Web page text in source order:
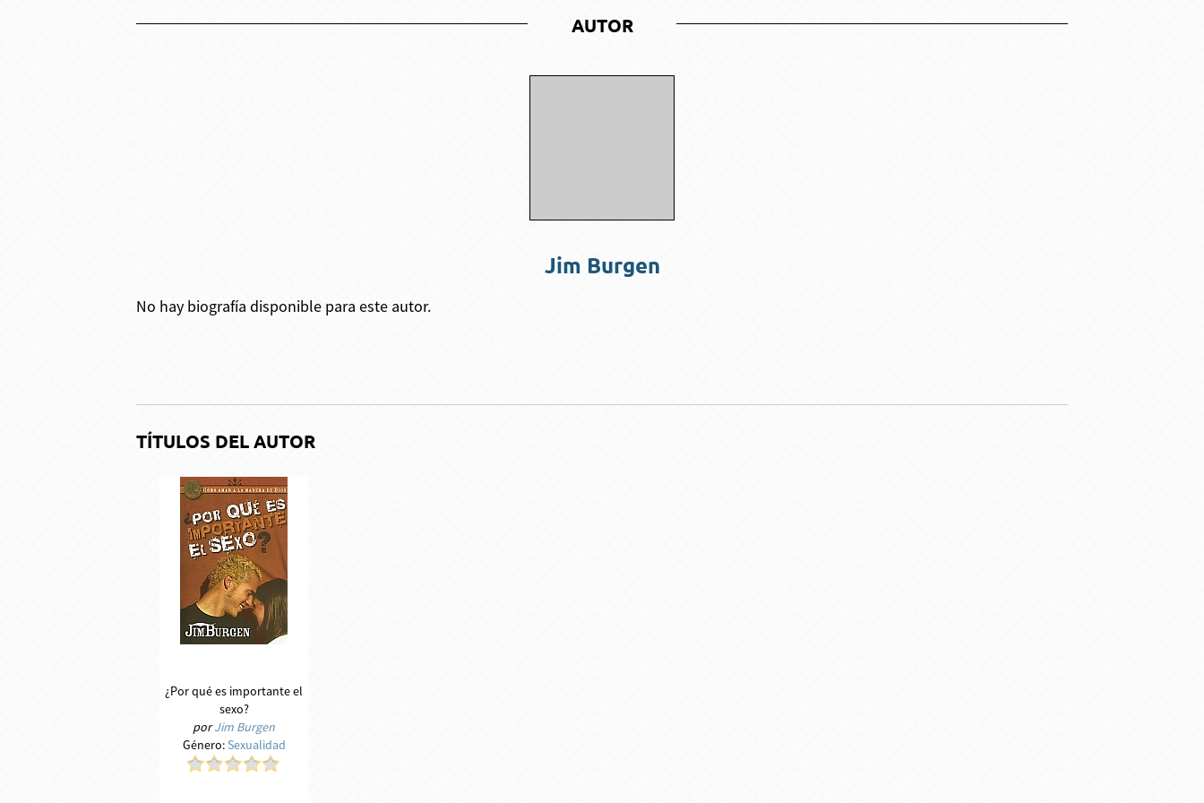
AUTOR
Jim Burgen
No hay biografía disponible para este autor.
TÍTULOS DEL AUTOR
¿Por qué es importante el
sexo?
porJim Burgen
Género:Sexualidad